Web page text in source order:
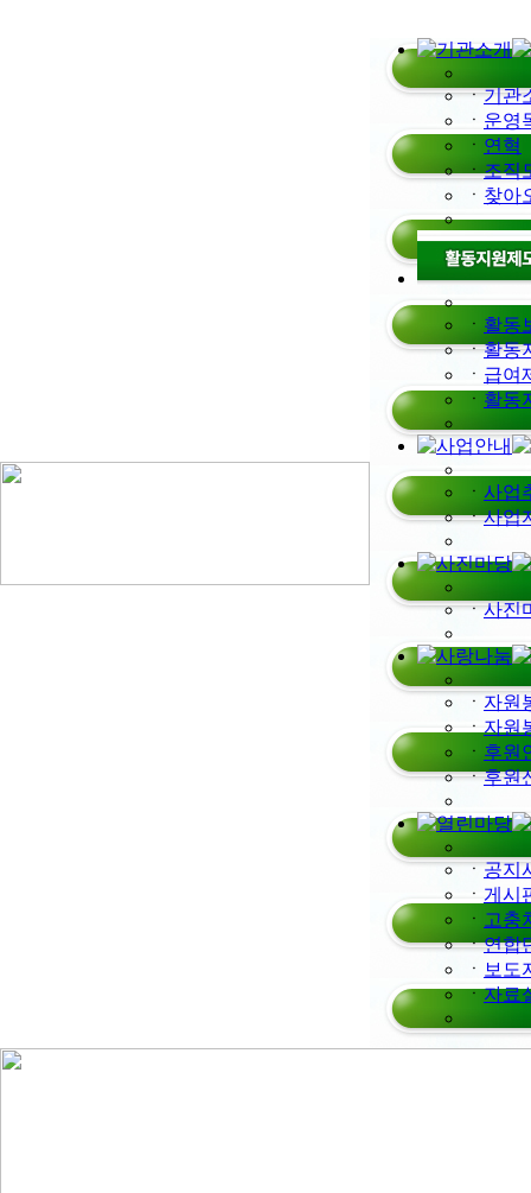
ㆍ기관
ㆍ 운영
ㆍ 연혁
ㆍ조직
ㆍ 찾아
ㆍ 활동
ㆍ활동
ㆍ 급여
ㆍ 활동
ㆍ 사업
ㆍ사업
ㆍ사진
ㆍ 자원
ㆍ 자원
ㆍ 후원
ㆍ후원
ㆍ공지
ㆍ 게시
ㆍ 고충
ㆍ연합
ㆍ 보도
ㆍ자료